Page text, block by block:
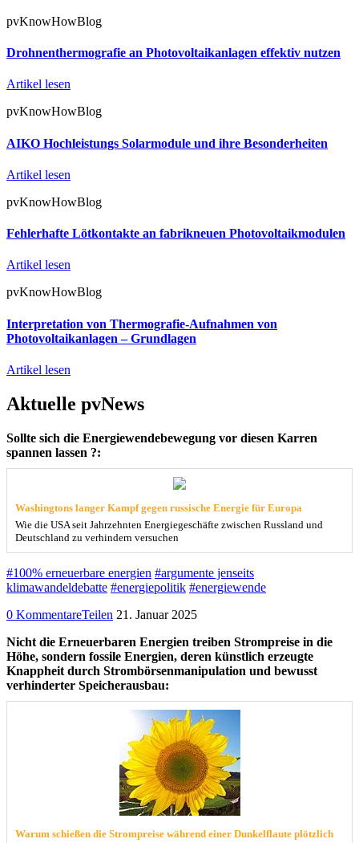
pvKnowHowBlog
Drohnenthermografie an Photovoltaikanlagen effektiv nutzen
Artikel lesen
pvKnowHowBlog
AIKO Hochleistungs Solarmodule und ihre Besonderheiten
Artikel lesen
pvKnowHowBlog
Fehlerhafte Lötkontakte an fabrikneuen Photovoltaikmodulen
Artikel lesen
pvKnowHowBlog
Interpretation von Thermografie-Aufnahmen von
Photovoltaikanlagen – Grundlagen
Artikel lesen
Aktuelle pvNews
Sollte sich die Energiewendebewegung vor diesen Karren
spannen lassen ?:
Washingtons langer Kampf gegen russische Energie für Europa
Wie die USA seit Jahrzehnten Energiegeschäfte zwischen Russland und
Deutschland zu verhindern versuchen
#100% erneuerbare energien #argumente jenseits
klimawandeldebatte #energiepolitik #energiewende
0 KommentareTeilen 21. Januar 2025
Nicht die Erneuerbaren Energien treiben Strompreise in die
Höhe, sondern fossile Energien, deren künstlich erzeugte
Knappheit durch Strombörsenmanipulation und bewusst
verhinderter Speicherausbau:
Warum schießen die Strompreise während einer Dunkelflaute plötzlich